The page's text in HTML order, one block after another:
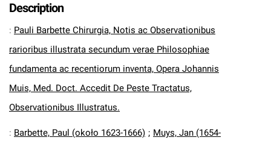
Description
: Pauli Barbette Chirurgia, Notis ac Observationibus
rarioribus illustrata secundum verae Philosophiae
fundamenta ac recentiorum inventa, Opera Johannis
Muis, Med. Doct. Accedit De Peste Tractatus,
Observationibus Illustratus.
: Barbette, Paul (około 1623-1666) ; Muys, Jan (1654-